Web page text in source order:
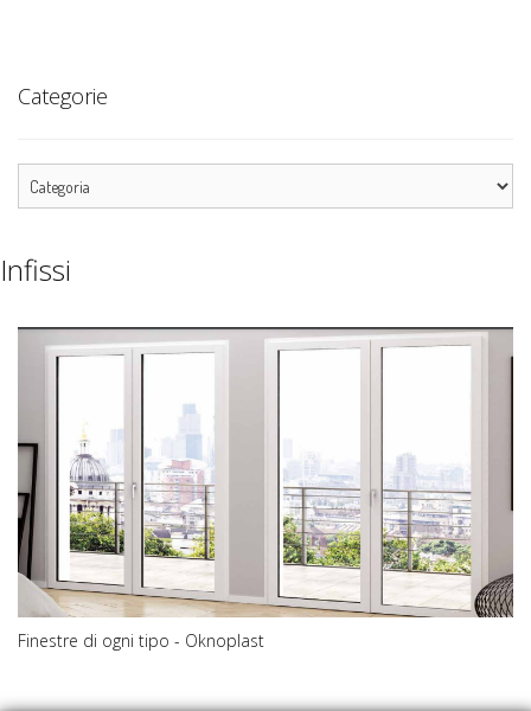
Categorie
Infissi
Finestre di ogni tipo - Oknoplast